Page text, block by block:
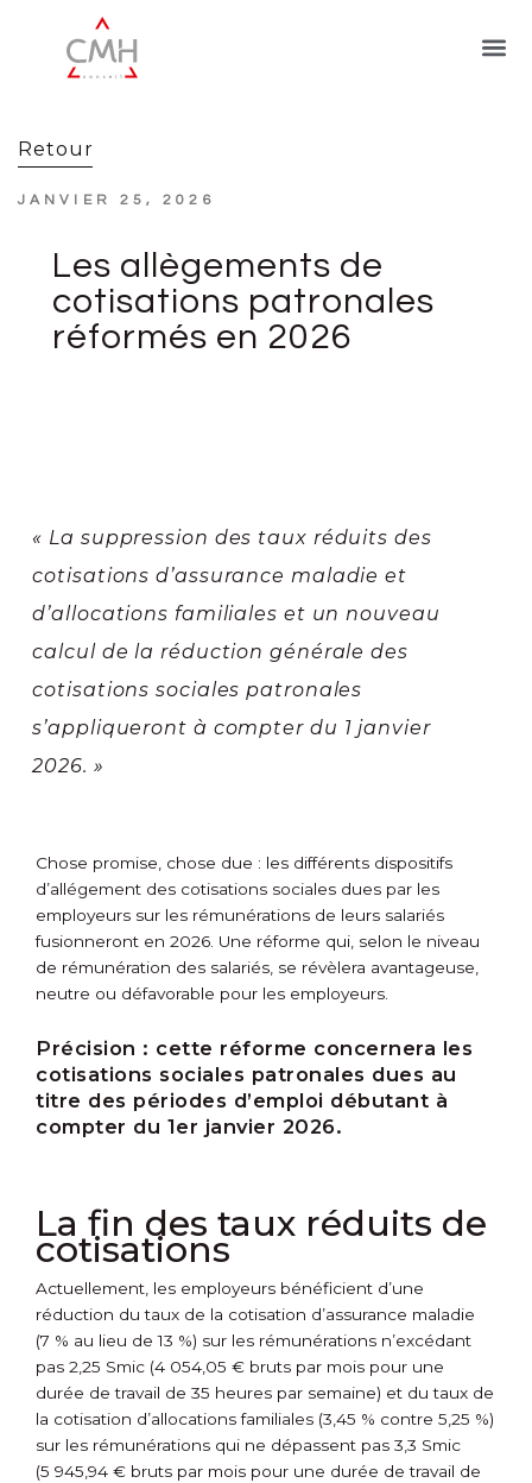
Retour
JANVIER 25, 2026
Les allègements de
cotisations patronales
réformés en 2026
« La suppression des taux réduits des
cotisations d’assurance maladie et
d’allocations familiales et un nouveau
calcul de la réduction générale des
cotisations sociales patronales
s’appliqueront à compter du 1 janvier
2026. »
Chose promise, chose due : les différents dispositifs
d’allégement des cotisations sociales dues par les
employeurs sur les rémunérations de leurs salariés
fusionneront en 2026. Une réforme qui, selon le niveau
de rémunération des salariés, se révèlera avantageuse,
neutre ou défavorable pour les employeurs.
Précision : cette réforme concernera les
cotisations sociales patronales dues au
titre des périodes d’emploi débutant à
compter du 1er janvier 2026.
La fin des taux réduits de
cotisations
Actuellement, les employeurs bénéficient d’une
réduction du taux de la cotisation d’assurance maladie
(7 % au lieu de 13 %) sur les rémunérations n’excédant
pas 2,25 Smic (4 054,05 € bruts par mois pour une
durée de travail de 35 heures par semaine) et du taux de
la cotisation d’allocations familiales (3,45 % contre 5,25 %)
sur les rémunérations qui ne dépassent pas 3,3 Smic
(5 945,94 € bruts par mois pour une durée de travail de